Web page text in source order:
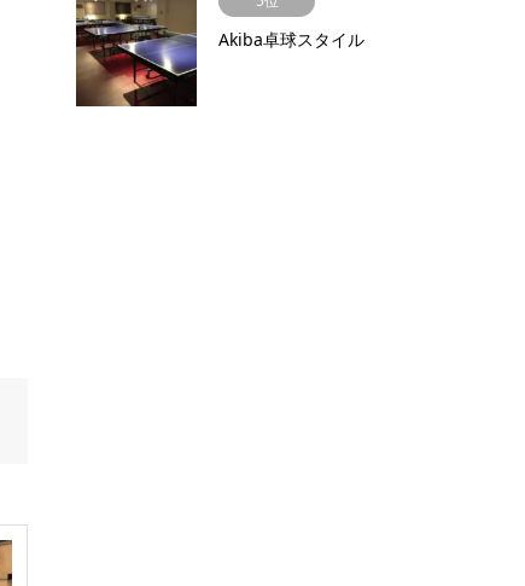
Akiba卓球スタイル